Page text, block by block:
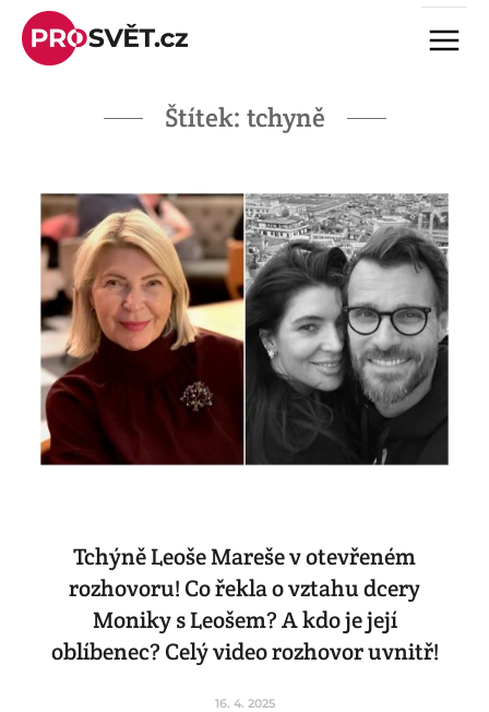
Skip
content
Menu
Štítek: tchyně
Tchýně Leoše Mareše v otevřeném
rozhovoru! Co řekla o vztahu dcery
Moniky s Leošem? A kdo je její
oblíbenec? Celý video rozhovor uvnitř!
16. 4. 2025